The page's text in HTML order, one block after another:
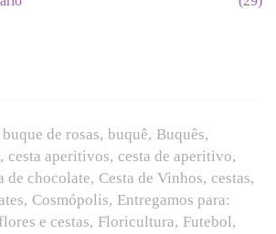
buque de rosas buquê Buquês
cesta aperitivos cesta de aperitivo
de chocolate Cesta de Vinhos cestas
Cosmópolis Entregamos para:
flores e cestas Floricultura Futebol